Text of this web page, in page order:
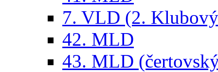
7. VLD (2.
42. MLD
43. MLD